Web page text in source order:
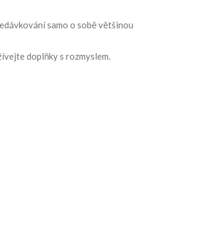
samo o sobě většinou
doplňky s rozmyslem.